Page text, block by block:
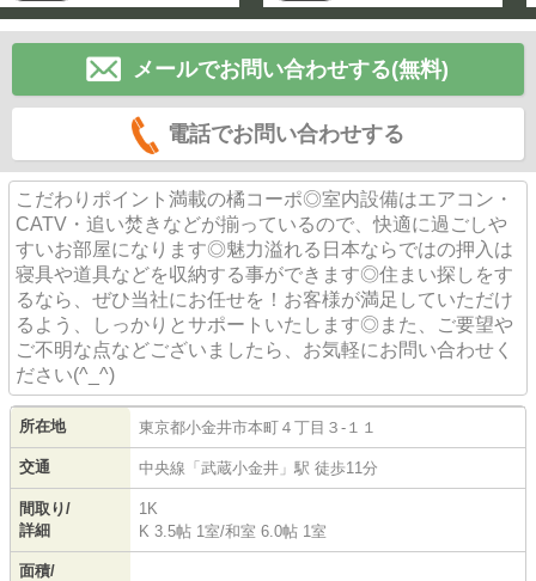
メールでお問い合わせする(無料)
電話でお問い合わせする
こだわりポイント満載の橘コーポ◎室内設備はエアコン・
CATV・追い焚きなどが揃っているので、快適に過ごしや
すいお部屋になります◎魅力溢れる日本ならではの押入は
寝具や道具などを収納する事ができます◎住まい探しをす
るなら、ぜひ当社にお任せを！お客様が満足していただけ
るよう、しっかりとサポートいたします◎また、ご要望や
ご不明な点などございましたら、お気軽にお問い合わせく
ださい(^_^)
所在地 東京都小金井市本町 ４丁目３-１１
交通 中央線 「 武蔵小金井 」駅 徒歩11分
間取り/
詳細
1K
K 3.5帖 1室/和室 6.0帖 1室
面積/